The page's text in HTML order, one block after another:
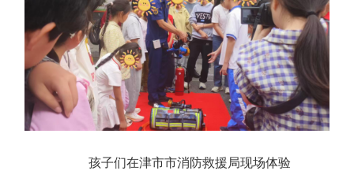
孩子们在津市市消防救援局现场体验